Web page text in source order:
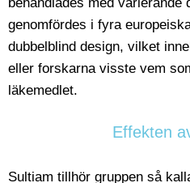
genomfördes i fyra
dubbelblind design, vilket
eller forskarna visste vem
läkemedlet.
Effekten
Sultiam tillhör gruppen så